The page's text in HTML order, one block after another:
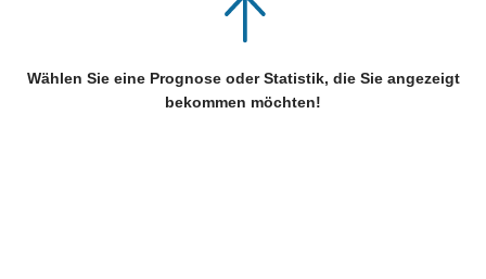
Wählen Sie eine Prognose oder Statistik, die Sie angezeigt
bekommen möchten!